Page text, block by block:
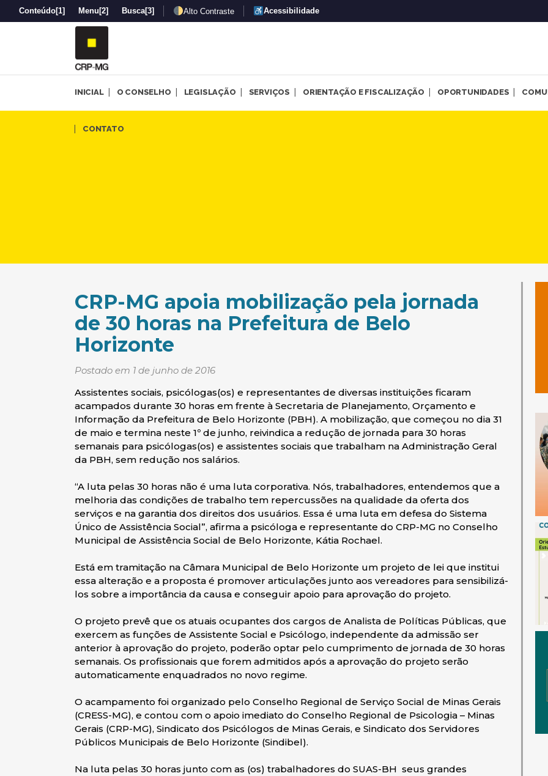
Conteúdo[1] Menu [2] Busca[3] Alto Contraste Acessibilidade
INICIAL O CONSELHO LEGISLAÇÃO SERVIÇOS ORIENTAÇÃO E FISCALIZAÇÃO OPORTUNIDADES
CONTATO
CRP-MG apoia mobilização pela jornada de 30 horas na
CRP-MG apoia mobilização pela jornada
de 30 horas na Prefeitura de Belo
Horizonte
Postado em 1 de junho de 2016
Assistentes sociais, psicólogas(os) e representantes de diversas instituições ficaram
acampados durante 30 horas em frente à Secretaria de Planejamento, Orçamento e
Informação da Prefeitura de Belo Horizonte (PBH). A mobilização, que começou no dia 31
de maio e termina neste 1º de junho, reivindica a redução de jornada para 30 horas
semanais para psicólogas(os) e assistentes sociais que trabalham na Administração Geral
da PBH, sem redução nos salários.
“A luta pelas 30 horas não é uma luta corporativa. Nós, trabalhadores, entendemos que a
melhoria das condições de trabalho tem repercussões na qualidade da oferta dos
serviços e na garantia dos direitos dos usuários. Essa é uma luta em defesa do Sistema
Único de Assistência Social”, afirma a psicóloga e representante do CRP-MG no Conselho
Municipal de Assistência Social de Belo Horizonte, Kátia Rochael.
Está em tramitação na Câmara Municipal de Belo Horizonte um projeto de lei que institui
essa alteração e a proposta é promover articulações junto aos vereadores para sensibilizá-
los sobre a importância da causa e conseguir apoio para aprovação do projeto.
O projeto prevê que os atuais ocupantes dos cargos de Analista de Políticas Públicas, que
exercem as funções de Assistente Social e Psicólogo, independente da admissão ser
anterior à aprovação do projeto, poderão optar pelo cumprimento de jornada de 30 horas
semanais. Os profissionais que forem admitidos após a aprovação do projeto serão
automaticamente enquadrados no novo regime.
O acampamento foi organizado pelo Conselho Regional de Serviço Social de Minas Gerais
(CRESS-MG), e contou com o apoio imediato do Conselho Regional de Psicologia – Minas
Gerais (CRP-MG), Sindicato dos Psicólogos de Minas Gerais, e Sindicato dos Servidores
Públicos Municipais de Belo Horizonte (Sindibel).
Na luta pelas 30 horas junto com as (os) trabalhadores do SUAS-BH seus grandes